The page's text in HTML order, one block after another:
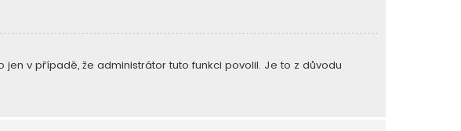
v případě, že administrátor tuto funkci povolil. Je to z důvodu